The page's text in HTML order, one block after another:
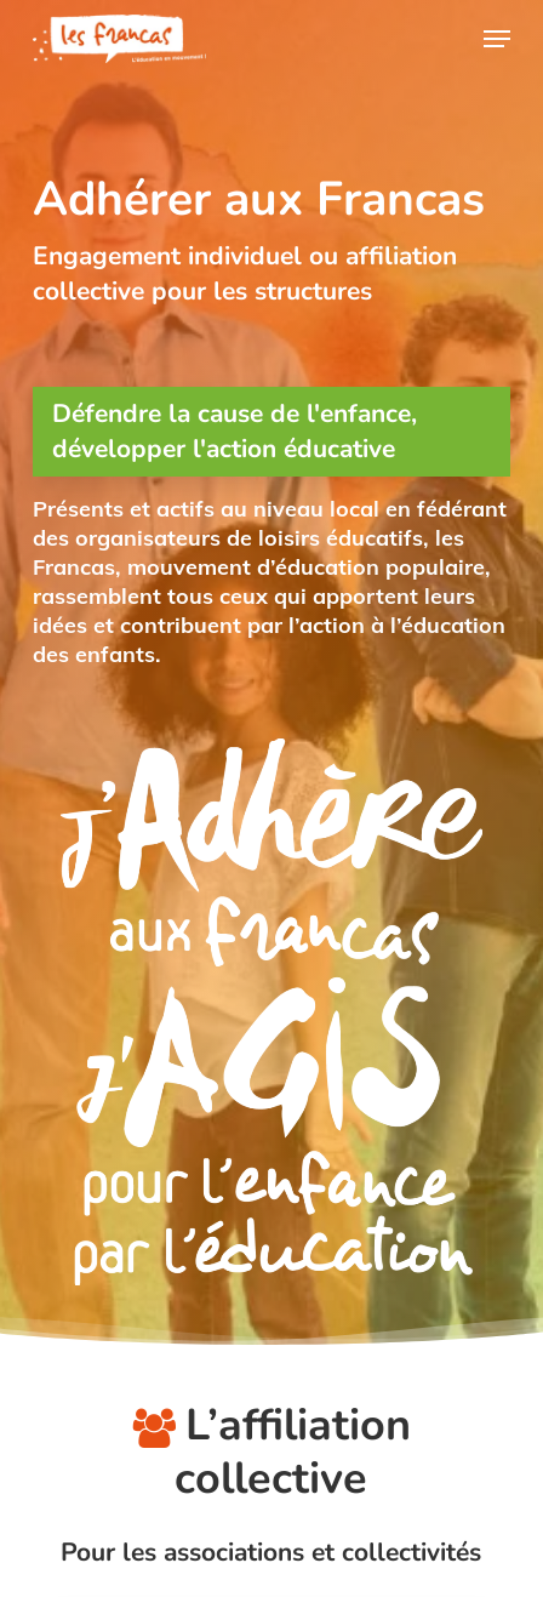
Panneau de gestion des cookies
main
Menu
Adhérer aux Francas
Engagement individuel ou affiliation
collective pour les structures
Défendre la cause de l'enfance,
développer l'action éducative
Présents et actifs au niveau local en fédérant
des organisateurs de loisirs éducatifs, les
Francas, mouvement d’éducation populaire,
rassemblent tous ceux qui apportent leurs
idées et contribuent par l’action à l’éducation
des enfants.
L’affiliation
collective
Pour les associations et collectivités